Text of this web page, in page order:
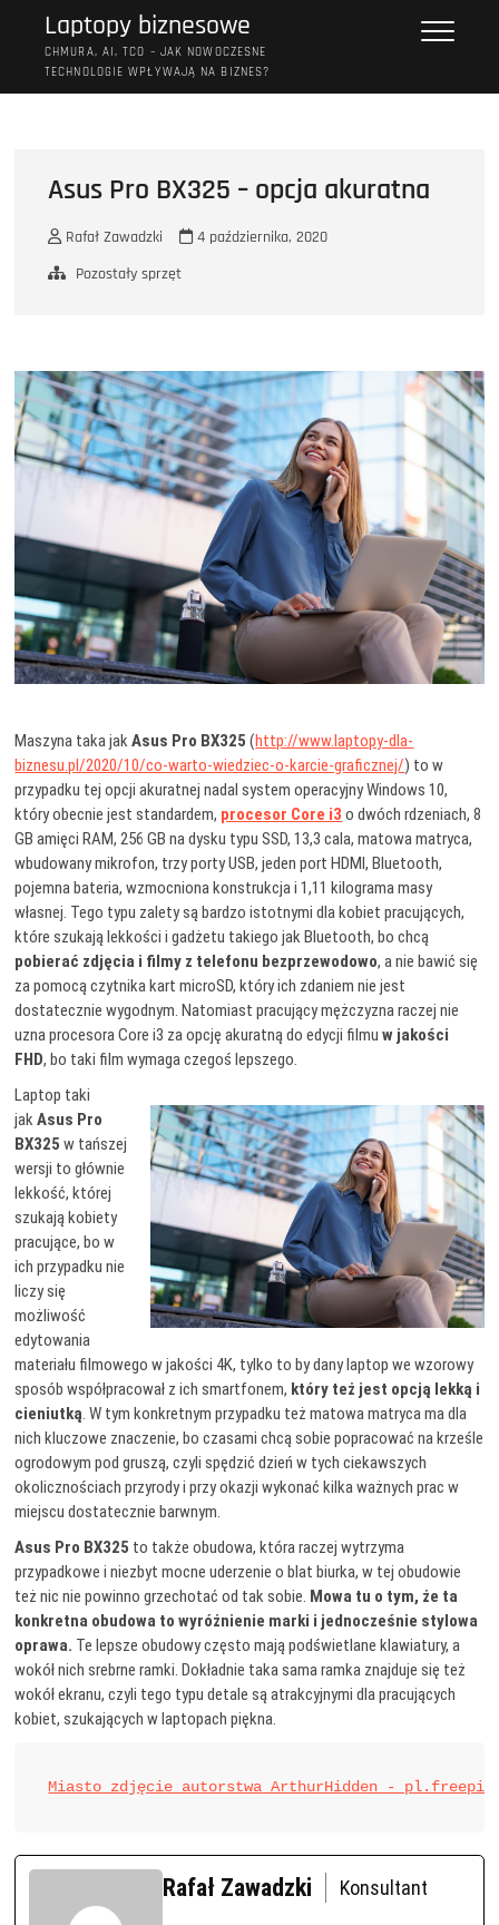
Laptopy biznesowe
CHMURA, AI, TCO – JAK NOWOCZESNE
TECHNOLOGIE WPŁYWAJĄ NA BIZNES?
Asus Pro BX325 – opcja akuratna
Rafał Zawadzki
4 października, 2020
Pozostały sprzęt
Maszyna taka jakAsus Pro BX325 (http://www.laptopy-dla-
biznesu.pl/2020/10/co-warto-wiedziec-o-karcie-graficznej/) to w
przypadku tej opcji akuratnej nadal system operacyjny Windows 10,
który obecnie jest standardem, procesor Core i3 o dwóch rdzeniach, 8
GB amięci RAM, 256 GB na dysku typu SSD, 13,3 cala, matowa matryca,
wbudowany mikrofon, trzy porty USB, jeden port HDMI, Bluetooth,
pojemna bateria, wzmocniona konstrukcja i 1,11 kilograma masy
własnej. Tego typu zalety są bardzo istotnymi dla kobiet pracujących,
które szukają lekkości i gadżetu takiego jak Bluetooth, bo chcą
pobierać zdjęcia i filmy z telefonu bezprzewodowo, a nie bawić się
za pomocą czytnika kart microSD, który ich zdaniem nie jest
dostatecznie wygodnym. Natomiast pracujący mężczyzna raczej nie
uzna procesora Core i3 za opcję akuratną do edycji filmuw jakości
FHD, bo taki film wymaga czegoś lepszego.
Laptop taki
jakAsus Pro
BX325 w tańszej
wersji to głównie
lekkość, której
szukają kobiety
pracujące, bo w
ich przypadku nie
liczy się
możliwość
edytowania
materiału filmowego w jakości 4K, tylko to by dany laptop we wzorowy
sposób współpracował z ich smartfonem, który też jest opcją lekką i
cieniutką. W tym konkretnym przypadku też matowa matryca ma dla
nich kluczowe znaczenie, bo czasami chcą sobie popracować na krześle
ogrodowym pod gruszą, czyli spędzić dzień w tych ciekawszych
okolicznościach przyrody i przy okazji wykonać kilka ważnych prac w
miejscu dostatecznie barwnym.
Asus Pro BX325 to także obudowa, która raczej wytrzyma
przypadkowe i niezbyt mocne uderzenie o blat biurka, w tej obudowie
też nic nie powinno grzechotać od tak sobie. Mowa tu o tym, że ta
konkretna obudowa to wyróżnienie marki i jednocześnie stylowa
oprawa. Te lepsze obudowy często mają podświetlane klawiatury, a
wokół nich srebrne ramki. Dokładnie taka sama ramka znajduje się też
wokół ekranu, czyli tego typu detale są atrakcyjnymi dla pracujących
kobiet, szukających w laptopach piękna.
Miasto zdjęcie autorstwa ArthurHidden -
Rafał Zawadzki
Konsultant